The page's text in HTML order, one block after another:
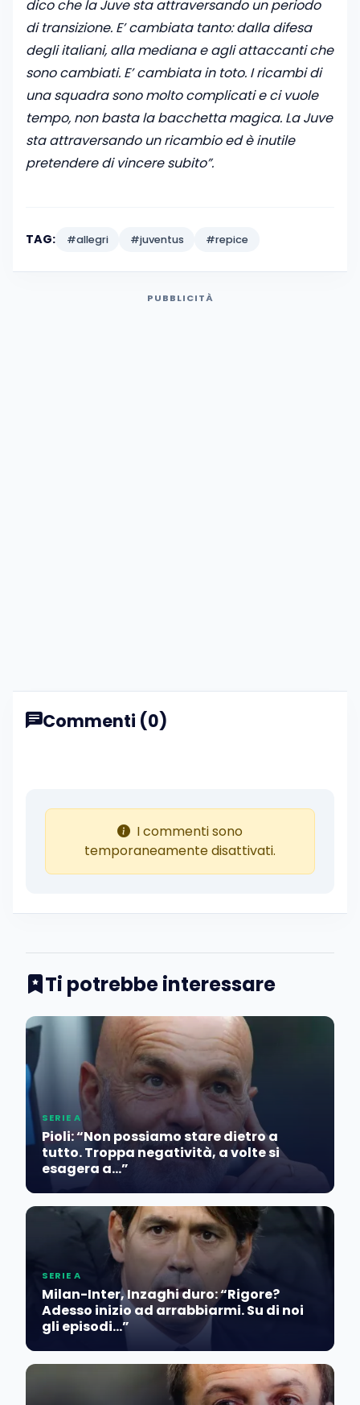
dico che la Juve sta attraversando un periodo
di transizione. E’ cambiata tanto: dalla difesa
degli italiani, alla mediana e agli attaccanti che
sono cambiati. E’ cambiata in toto. I ricambi di
una squadra sono molto complicati e ci vuole
tempo, non basta la bacchetta magica. La Juve
sta attraversando un ricambio ed è inutile
pretendere di vincere subito”.
TAG: #allegri #juventus #repice
PUBBLICITÀ
Commenti (0)
I commenti sono
temporaneamente disattivati.
Ti potrebbe interessare
SERIE A
Pioli: “Non possiamo stare dietro a
tutto. Troppa negatività, a volte si
esagera a…”
SERIE A
Milan-Inter, Inzaghi duro: “Rigore?
Adesso inizio ad arrabbiarmi. Su di noi
gli episodi…”